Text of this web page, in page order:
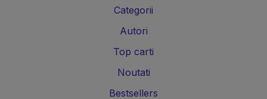
Categorii
Autori
Top carti
Noutati
Bestsellers